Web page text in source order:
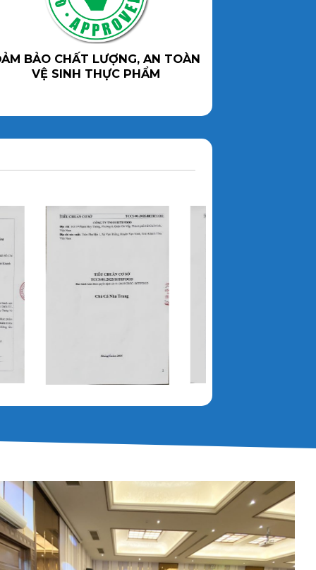
BẢO CHẤT LƯỢNG, AN TOÀN
VỆ SINH THỰC PHẨM